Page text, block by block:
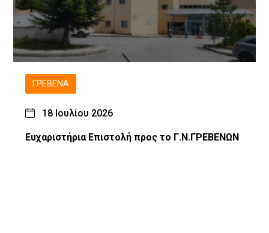
ΓΡΕΒΕΝΆ
18 Ιουλίου 2026
Ευχαριστήρια Επιστολή προς το Γ.Ν.ΓΡΕΒΕΝΩΝ